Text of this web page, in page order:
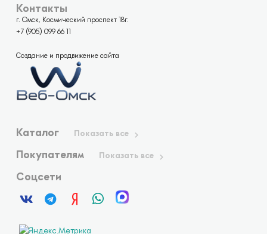
Контакты
г. Омск, Космический проспект 18г.
+7 (905) 099 66 11
Создание и продвижение сайта
Каталог Показать все
Покупателям Показать все
Соцсети